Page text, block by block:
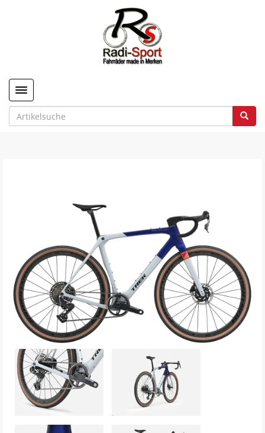
Toggle navigation